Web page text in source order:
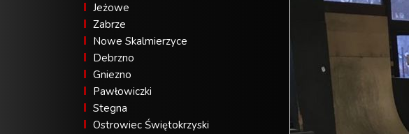
Jeżowe
Zabrze
Nowe Skalmierzyce
Debrzno
Gniezno
Pawłowiczki
Stegna
Ostrowiec Świętokrzyski